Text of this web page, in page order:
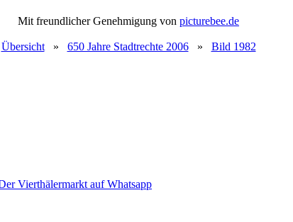
Mit freundlicher Genehmigung von picturebee.de
Übersicht» 650 Jahre Stadtrechte 2006» Bild 1982